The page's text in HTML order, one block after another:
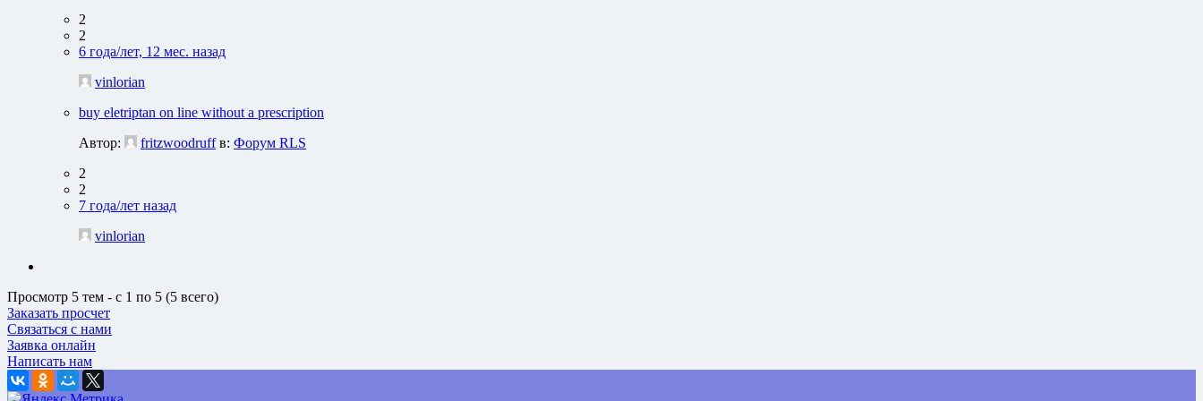
2
2
6 года/лет, 12 мес. назад
vinlorian
buy eletriptan on line without a prescription
Автор:
fritzwoodruff в: Форум RLS
2
2
7 года/лет назад
vinlorian
Просмотр 5 тем - с 1 по 5 (5 всего)
Заказать просчет
Связаться с нами
Заявка онлайн
Написать нам